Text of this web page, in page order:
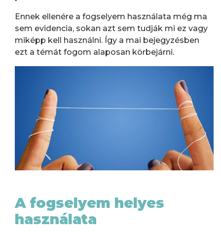
Ennek ellenére a fogselyem használata még ma
sem evidencia, sokan azt sem tudják mi ez vagy
miképp kell használni. Így a mai bejegyzésben
ezt a témát fogom alaposan körbejárni.
A fogselyem helyes
használata